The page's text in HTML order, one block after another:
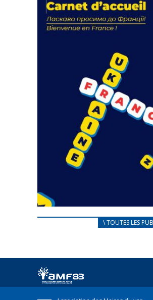
actions
18 septembre 2023
105314 Total 0 Votes 0 0 Aidez-nous
CARNET D’ACCUEIL
Afin d’accompagner au mieux les
FEUILLETER
\ TOUTES LES